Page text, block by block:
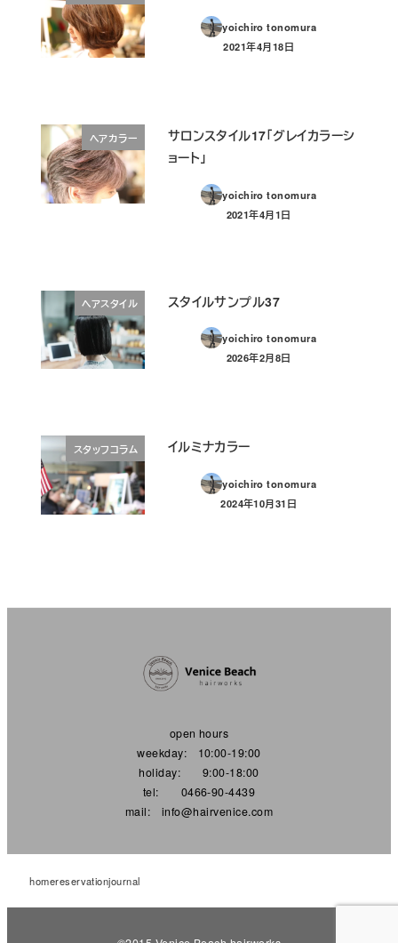
yoichiro tonomura
投稿日
2021年4月18日
ヘアカラー
サロンスタイル17「グレイカラーシ
ョート」
yoichiro tonomura
投稿日
2021年4月1日
ヘアスタイル スタイルサンプル37
yoichiro tonomura
投稿日
2026年2月8日
スタッフコラム イルミナカラー
yoichiro tonomura
投稿日
2024年10月31日
open hours
weekday: 10:00-19:00
holiday: 9:00-18:00
tel: 0466-90-4439
mail: info@hairvenice.com
homereservationjournal